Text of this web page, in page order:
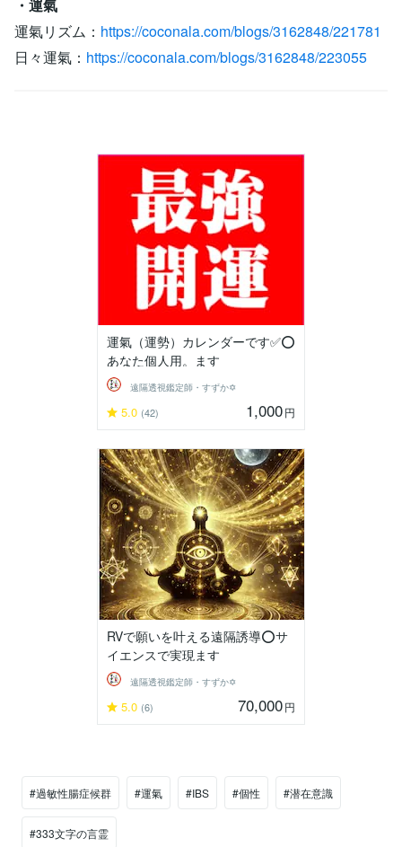
・運氣
運氣リズム： https://coconala.com/blogs/3162848/221781
日々運氣： https://coconala.com/blogs/3162848/223055
運氣（運勢）カレンダーです✅⭕
あなた個人用。ます
遠隔透視鑑定師・すずか✡
5.0 (42) 1,000円
RVで願いを叶える遠隔誘導⭕サ
イエンスで実現ます
遠隔透視鑑定師・すずか✡
5.0 (6) 70,000円
#過敏性腸症候群 #運氣 #IBS #個性 #潜在意識
#333文字の言霊